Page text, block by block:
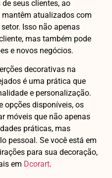
seus clientes, ao
atualizados com
Isso não apenas
mas também pode
e novos negócios.
decorativas na
é uma prática que
e personalização.
opções disponíveis, os
móveis que não apenas
práticas, mas
pessoal. Se você está em
para sua decoração,
em Dcorart.